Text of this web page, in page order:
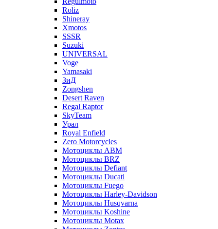
Roliz
Shineray
Xmotos
SSSR
Suzuki
UNIVERSAL
Voge
Yamasaki
ЗиД
Zongshen
Desert Raven
Regal Raptor
SkyTeam
Урал
Royal Enfield
Zero Motorcycles
Мотоциклы ABM
Мотоциклы BRZ
Мотоциклы Defiant
Мотоциклы Ducati
Мотоциклы Fuego
Мотоциклы Harley-Davidson
Мотоциклы Husqvarna
Мотоциклы Koshine
Мотоциклы Motax